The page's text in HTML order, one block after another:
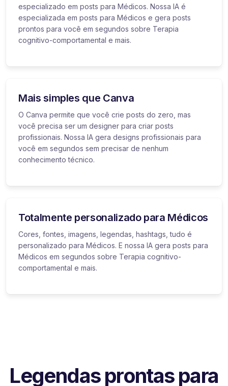
especializado em posts para Médicos. Nossa IA é
especializada em posts para Médicos e gera posts
prontos para você em segundos sobre Terapia
cognitivo-comportamental e mais.
Mais simples que Canva
O Canva permite que você crie posts do zero, mas
você precisa ser um designer para criar posts
profissionais. Nossa IA gera designs profissionais para
você em segundos sem precisar de nenhum
conhecimento técnico.
Totalmente personalizado para Médicos
Cores, fontes, imagens, legendas, hashtags, tudo é
personalizado para Médicos. E nossa IA gera posts para
Médicos em segundos sobre Terapia cognitivo-
comportamental e mais.
Legendas prontas para